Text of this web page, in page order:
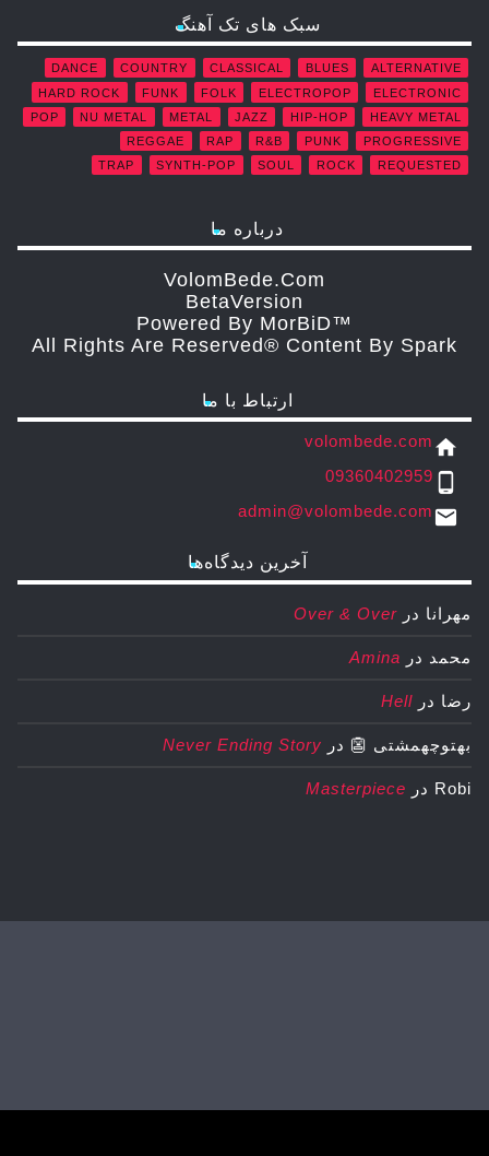
سبک های تک آهنگ
ALTERNATIVE
BLUES
CLASSICAL
COUNTRY
DANCE
ELECTRONIC
ELECTROPOP
FOLK
FUNK
HARD ROCK
HEAVY METAL
HIP-HOP
JAZZ
METAL
NU METAL
POP
PROGRESSIVE
PUNK
R&B
RAP
REGGAE
REQUESTED
ROCK
SOUL
SYNTH-POP
TRAP
درباره ما
VolomBede.com
ΒetaVersion
Powered By MorBiD™
All Rights Are Reserved® Content By Spark
ارتباط با ما
home
volombede.com
phone_android
09360402959
email
admin@volombede.com
آخرین دیدگاه‌ها
مهرانا در Over & Over
محمد در Amina
رضا در Hell
بهتوچهمشتی 👺 در Never Ending Story
Robi در Masterpiece